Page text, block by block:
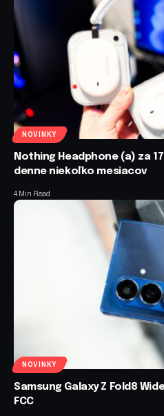
NOVINKY
Nothing Headphone (a) za
denne niekoľko mesiacov
4 Min Read
NOVINKY
Samsung Galaxy Z Fold8
FCC